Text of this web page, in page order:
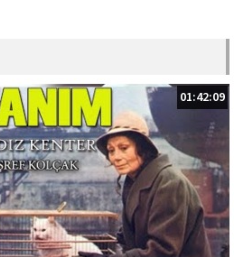
01:42:09